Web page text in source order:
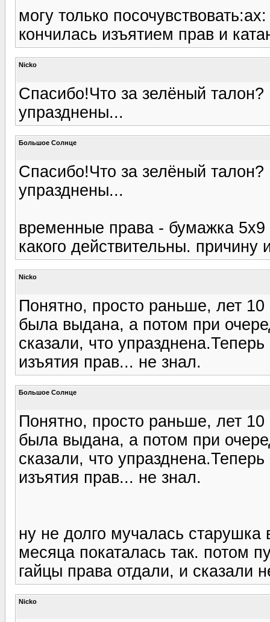
могу только
кончилась изъятием прав и
Nicko
Спасибо!Что за зелёный
упразднены...
Большое Солнце
Спасибо!Что за зелёный
упразднены...
временные права - бумажка
какого действительны. причину
Nicko
Понятно, просто раньше, лет
была выдана, а потом при
сказали, что
изъятия прав... не знал.
Большое Солнце
Понятно, просто раньше, лет
была выдана, а потом при
сказали, что
изъятия прав... не знал.
ну не долго мучалась старушка
месяца покаталась так. потом
гайцы права отдали, и сказали
Nicko